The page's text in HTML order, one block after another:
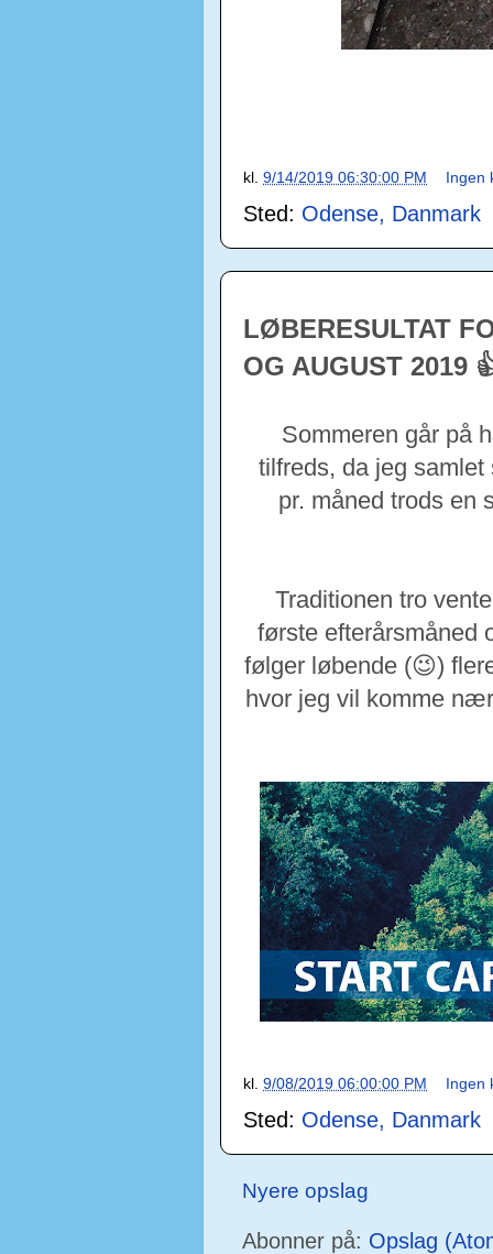
kl. 9/14/2019 06:30:00 PM
Sted: Odense, Danmark
LØBERESULTAT
OG AUGUST 2019
Sommeren går på
tilfreds, da jeg
pr. måned trods en
Traditionen tro
første efterårsmåned
følger løbende (😉)
hvor jeg vil komme
kl. 9/08/2019 06:00:00 PM
Sted: Odense, Danmark
Nyere opslag
Abonner på: Opslag